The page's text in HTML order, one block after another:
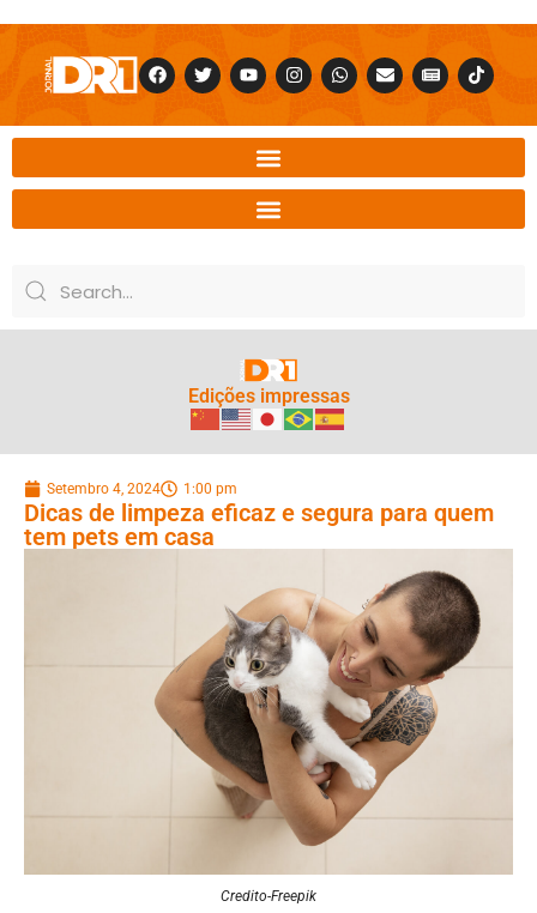
Edições impressas
Setembro 4, 2024 1:00 pm
Dicas de limpeza eficaz e segura para quem
tem pets em casa
Credito-Freepik